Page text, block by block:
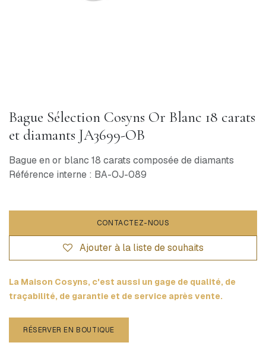
Bague Sélection Cosyns Or Blanc 18 carats
et diamants JA3699-OB
Bague en or blanc 18 carats composée de diamants
Référence interne : BA-OJ-089
CONTACTEZ-NOUS
Ajouter à la liste de souhaits
La Maison Cosyns, c'est aussi un gage de qualité, de
traçabilité, de garantie et de service après vente.
RÉSERVER EN BOUTIQUE